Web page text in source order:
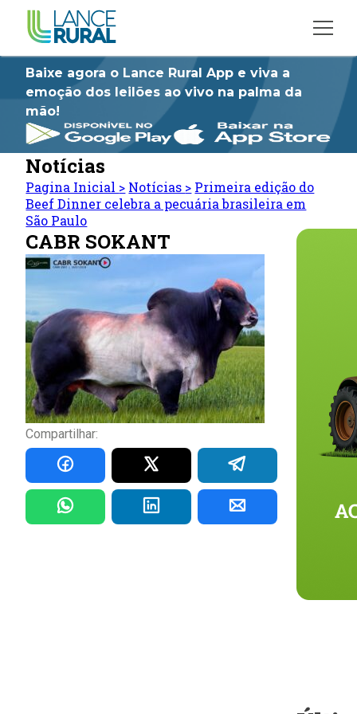
Baixe agora o Lance Rural App e viva a
emoção dos leilões ao vivo na palma da
mão!
Notícias
Pagina Inicial > Notícias > Primeira edição do
Beef Dinner celebra a pecuária brasileira em
São Paulo
CABR SOKANT
Compartilhar: